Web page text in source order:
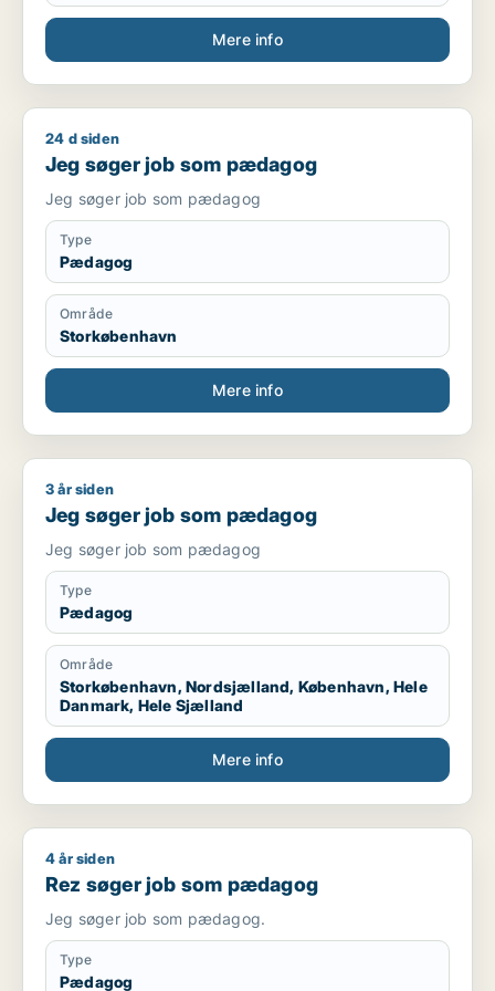
Mere info
Jeg søger job som pædagog
24 d siden
Jeg søger job som pædagog
Jeg søger job som pædagog
Type
Pædagog
Område
Storkøbenhavn
Mere info
Jeg søger job som pædagog
3 år siden
Jeg søger job som pædagog
Jeg søger job som pædagog
Type
Pædagog
Område
Storkøbenhavn, Nordsjælland, København, Hele
Danmark, Hele Sjælland
Mere info
Rez søger job som pædagog
4 år siden
Rez søger job som pædagog
Jeg søger job som pædagog.
Type
Pædagog